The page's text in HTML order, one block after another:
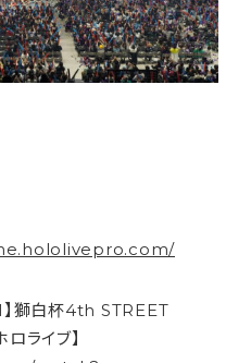
】獅白杯4th STREET
ライブ】